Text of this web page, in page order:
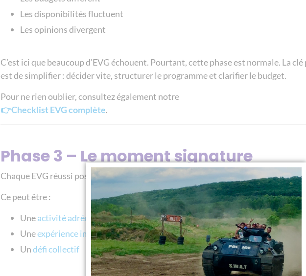
Les disponibilités fluctuent
Les opinions divergent
C’est ici que beaucoup d’EVG échouent. Pourtant, cette phase est normale. La
est de simplifier : décider vite, structurer le programme et clarifier le budget.
Pour ne rien oublier, consultez également notre
👉Checklist EVG complète.
Phase 3 – Le moment signature
Chaque EVG réussi possède un moment fort. Une activité qui marque le groupe.
Ce peut être :
Uneactivité adrénaline
Uneexpérience immersive
Undéfi collectif